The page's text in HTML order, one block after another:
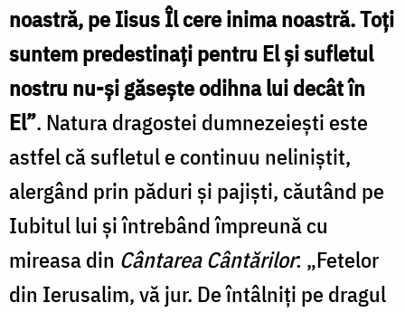
noastră, pe Iisus Îl cere inima noastră. Toți
suntem predestinați pentru El și sufletul
nostru nu-și găsește odihna lui decât în
El”. Natura dragostei dumnezeiești este
astfel că sufletul e continuu neliniștit,
alergând prin păduri și pajiști, căutând pe
Iubitul lui și întrebând împreună cu
mireasa din Cântarea Cântărilor: „Fetelor
din Ierusalim, vă jur. De întâlniți pe dragul